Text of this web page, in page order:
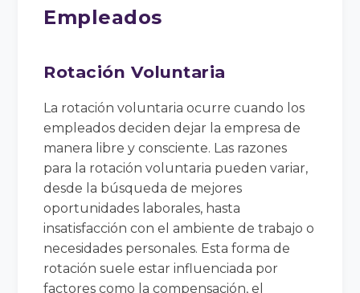
Empleados
Rotación Voluntaria
La rotación voluntaria ocurre cuando los
empleados deciden dejar la empresa de
manera libre y consciente. Las razones
para la rotación voluntaria pueden variar,
desde la búsqueda de mejores
oportunidades laborales, hasta
insatisfacción con el ambiente de trabajo o
necesidades personales. Esta forma de
rotación suele estar influenciada por
factores como la compensación, el